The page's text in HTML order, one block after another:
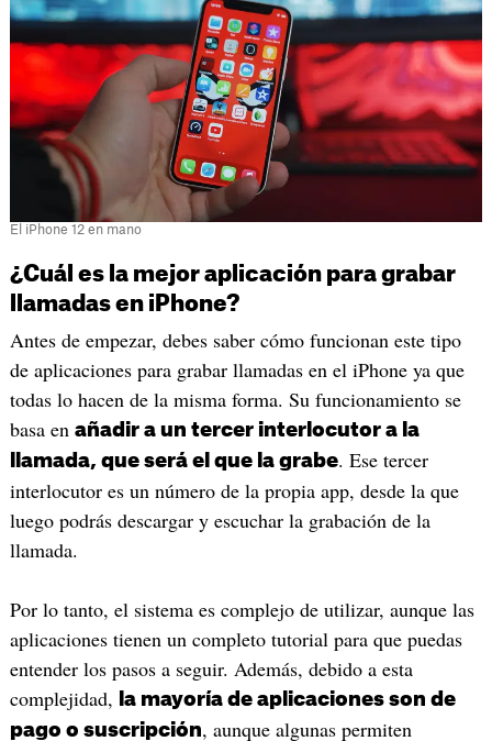
El iPhone 12 en mano
¿Cuál es la mejor aplicación para grabar
llamadas en iPhone?
Antes de empezar, debes saber cómo funcionan este tipo
de aplicaciones para grabar llamadas en el iPhone ya que
todas lo hacen de la misma forma. Su funcionamiento se
basa en añadir a un tercer interlocutor a la
llamada, que será el que la grabe. Ese tercer
interlocutor es un número de la propia app, desde la que
luego podrás descargar y escuchar la grabación de la
llamada.
Por lo tanto, el sistema es complejo de utilizar, aunque las
aplicaciones tienen un completo tutorial para que puedas
entender los pasos a seguir. Además, debido a esta
complejidad,
la mayoría de aplicaciones son de
pago o suscripción, aunque algunas permiten